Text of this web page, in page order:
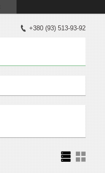
+380 (93) 513-93-92